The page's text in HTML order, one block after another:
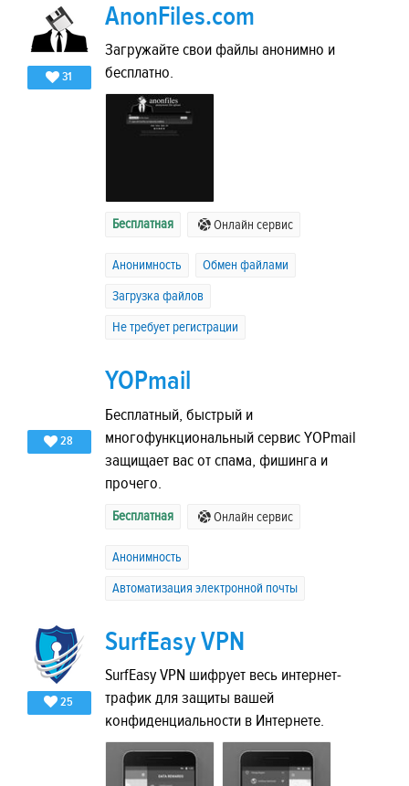
31
AnonFiles.com
Загружайте свои файлы анонимно и
бесплатно.
Бесплатная Онлайн сервис
Анонимность
Обмен файлами
Загрузка файлов
Не требует регистрации
28
YOPmail
Бесплатный, быстрый и
многофункциональный сервис YOPmail
защищает вас от спама, фишинга и
прочего.
Бесплатная Онлайн сервис
Анонимность
Автоматизация электронной почты
25
SurfEasy VPN
SurfEasy VPN шифрует весь интернет-
трафик для защиты вашей
конфиденциальности в Интернете.